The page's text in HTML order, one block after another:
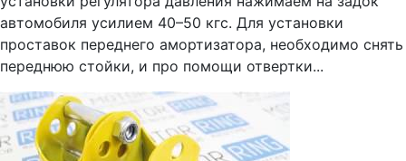
автомобиля усилием 40–50 кгс. Для установки
проставок переднего амортизатора, необходимо снять
переднюю стойки, и про помощи отвертки...